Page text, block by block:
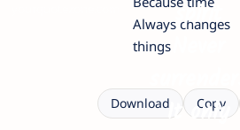
Always changes
things
spirit
surrenders
It only
Download Copy